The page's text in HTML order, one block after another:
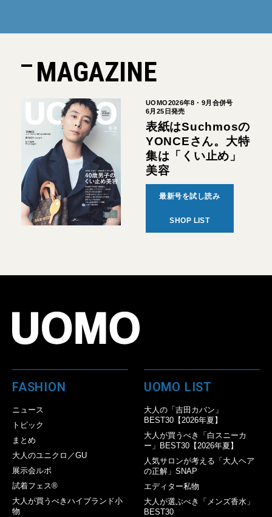
MAGAZINE
UOMO2026年8・9月合併号
6月25日発売
表紙はSuchmosの
YONCEさん。大特
集は「くい止め」
美容
最新号を試し読み
SHOP LIST
FASHION
ニュース
トピック
まとめ
大人のユニクロ／GU
展示会ルポ
試着フェス®︎
大人が買うべきハイブランド小
物
UOMO LIST
大人の「吉田カバン」
BEST30【2026年夏】
大人が買うべき「白スニーカ
ー」BEST30【2026年夏】
人気サロンが考える「大人ヘア
の正解」SNAP
エディター私物
大人が選ぶべき「メンズ香水」
BEST30